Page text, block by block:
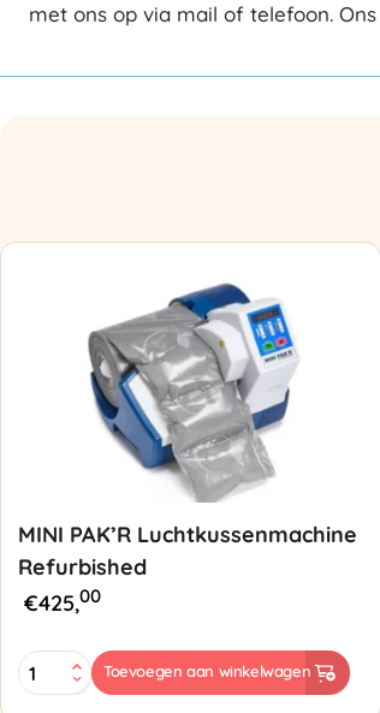
met ons op via mail of telefoon.
MINI PAK’R Luchtkussenmachine
Refurbished
€425,00
MINI
PAK'R
Toevoegen aan winkelwagen